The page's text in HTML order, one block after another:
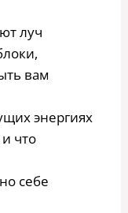
луч
вам
энергиях
что
себе